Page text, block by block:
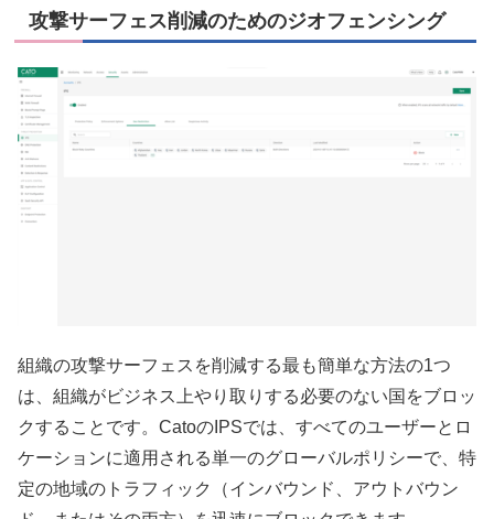
攻撃サーフェス削減のためのジオフェンシング
組織の攻撃サーフェスを削減する最も簡単な方法の1つ
は、組織がビジネス上やり取りする必要のない国をブロッ
クすることです。CatoのIPSでは、すべてのユーザーとロ
ケーションに適用される単一のグローバルポリシーで、特
定の地域のトラフィック（インバウンド、アウトバウン